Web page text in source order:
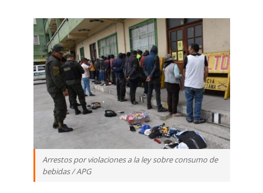
Arrestos por violaciones a la ley sobre consumo de
bebidas / APG